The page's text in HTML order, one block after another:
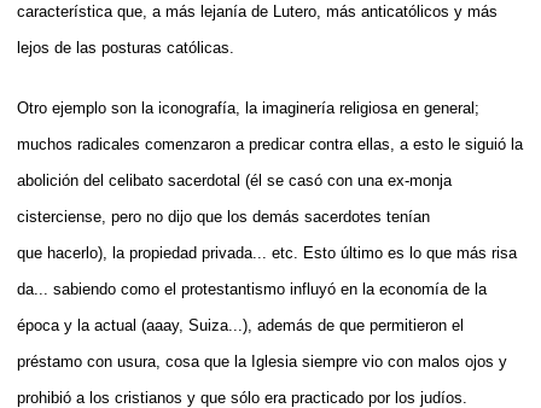
característica que, a más lejanía de Lutero, más anticatólicos y más
lejos de las posturas católicas.
Otro ejemplo son la iconografía, la imaginería religiosa en general;
muchos radicales comenzaron a predicar contra ellas, a esto le siguió la
abolición del celibato sacerdotal (él se casó con una ex-monja
cisterciense, pero no dijo que los demás sacerdotes tenían
que hacerlo), la propiedad privada... etc. Esto último es lo que más risa
da... sabiendo como el protestantismo influyó en la economía de la
época y la actual (aaay, Suiza...), además de que permitieron el
préstamo con usura, cosa que la Iglesia siempre vio con malos ojos y
prohibió a los cristianos y que sólo era practicado por los judíos.